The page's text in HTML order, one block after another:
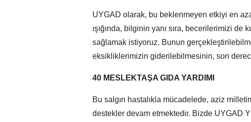
UYGAD olarak, bu beklenmeyen etkiyi en
ışığında, bilginin yanı sıra, becerilerimizi
sağlamak istiyoruz. Bunun
eksikliklerimizin giderilebilmesinin, son
40 MESLEKTAŞA GIDA YARDIMI
Bu salgın hastalıkla mücadelede, aziz
destekler devam etmektedir. Bizde UYGAD